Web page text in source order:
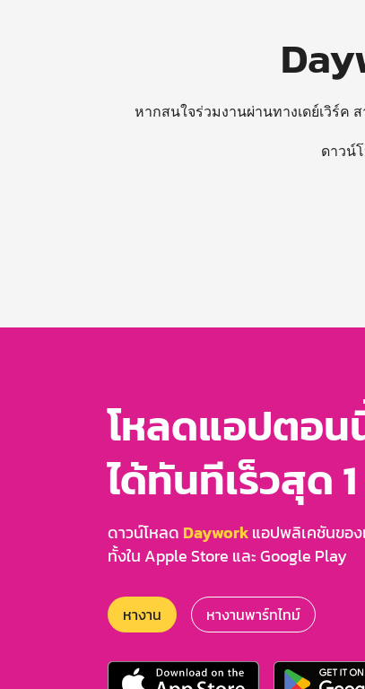
หากสนใจร่วมงานผ่านทางเดย์เวิร์ค
ดาวน์
โหลดแอปตอน
ได้ทันทีเร็วสุด
ดาวน์โหลด Dayworkแอปพลิเคชันของ
ทั้งใน Apple Store และ Google Play
หางาน หางานพาร์ทไทม์